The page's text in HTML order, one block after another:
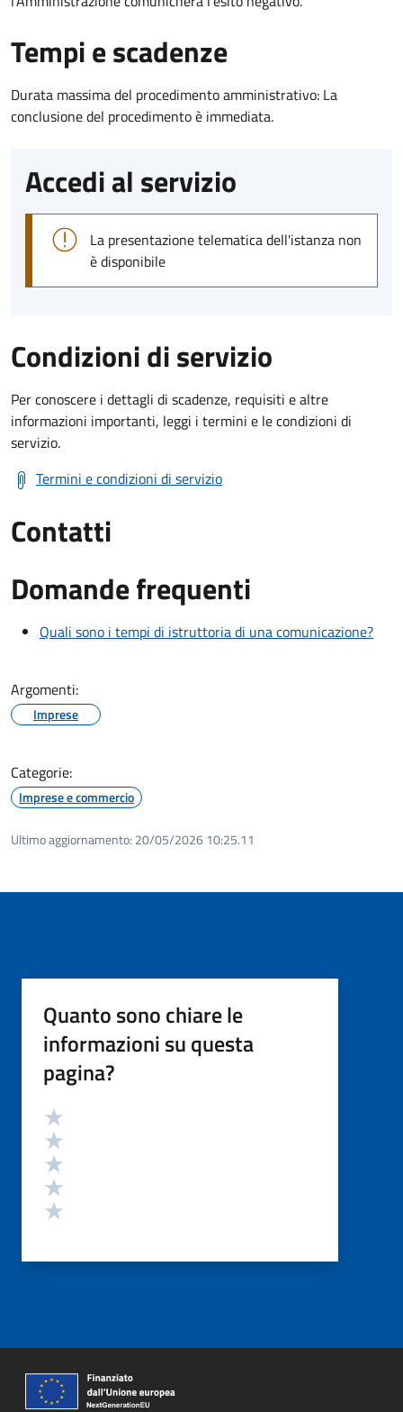
Tempi e scadenze
Durata massima del procedimento amministrativo: La
conclusione del procedimento è immediata.
Accedi al servizio
La presentazione telematica dell'istanza non
è disponibile
Condizioni di servizio
Per conoscere i dettagli di scadenze, requisiti e altre
informazioni importanti, leggi i termini e le condizioni di
servizio.
Termini e condizioni di servizio
Contatti
Domande frequenti
Quali sono i tempi di istruttoria di una comunicazione?
Argomenti:
Imprese
Categorie:
Imprese e commercio
Ultimo aggiornamento: 20/05/2026 10:25.11
Quanto sono chiare le
informazioni su questa
pagina?
Valutazione